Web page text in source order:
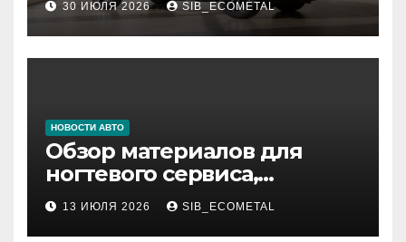
30 ИЮЛЯ 2026 SIB_ECOMETAL
НОВОСТИ АВТО
Обзор материалов для
ногтевого сервиса,
наращивания ресниц и
депиляции
13 ИЮЛЯ 2026 SIB_ECOMETAL